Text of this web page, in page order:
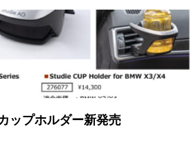
ップホルダー新発売